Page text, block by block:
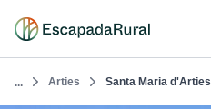
... Arties Santa Maria d'Arties